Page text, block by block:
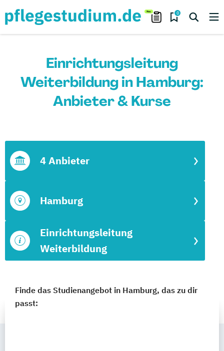
0
Einrichtungsleitung
Weiterbildung in Hamburg:
Anbieter & Kurse
Einrichtungsleitung
Weiterbildung
Hamburg
4 Anbieter
Finde das Studienangebot in Hamburg, das zu dir
passt: